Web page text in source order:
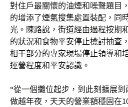
對住戶最關懷的油煙和噪聲題目
的增添了煙氣搜集處置裝配，同
光。陳路說，街道經由過程按期
的狀況和食物平安停止檢討抽查
相干部分的專家現場停止領導和
運營程度和平安認識。
“從一個攤位起步，到此刻擴展
做越年夜，天天的營業額穩固在